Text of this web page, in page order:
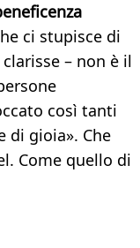
ci stupisce di
– non è il
così tanti
di gioia». Che
Come quello di